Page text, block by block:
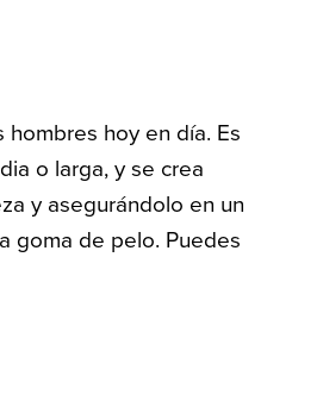
hoy en día. Es
o larga, y se crea
y asegurándolo en un
goma de pelo. Puedes